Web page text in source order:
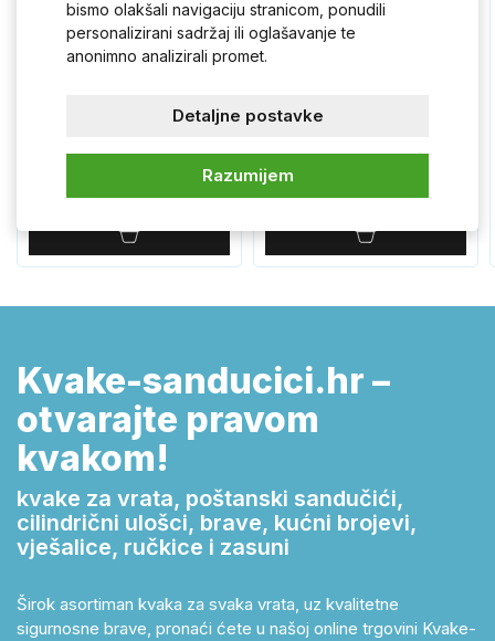
nehrđajućeg čelika LNOK
10,90 €
Kvake-sanducici.hr –
otvarajte pravom
kvakom!
kvake za vrata, poštanski sandučići,
cilindrični ulošci, brave, kućni brojevi,
vješalice, ručkice i zasuni
Širok asortiman kvaka za svaka vrata, uz kvalitetne
sigurnosne brave, pronaći ćete u našoj online trgovini Kvake-
bismo olakšali navigaciju stranicom, ponudili
personalizirani sadržaj ili oglašavanje te
anonimno analizirali promet.
Razumijem
Detaljne postavke